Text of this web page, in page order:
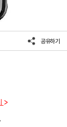
공유하기